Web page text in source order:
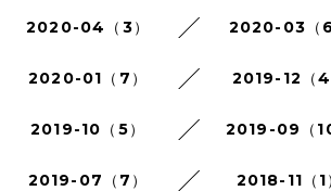
2020-04（3） 2020-03（6
2020-01（7） 2019-12（4
2019-10（5） 2019-09（10
2019-07（7） 2018-11（1